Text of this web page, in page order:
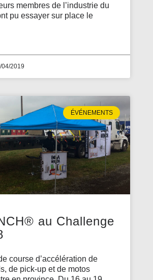
membres de l’industrie du
pu essayer sur place le
04/2019
ÉVÉNEMENTS
au Challenge
course d’accélération de
de pick-up et de motos